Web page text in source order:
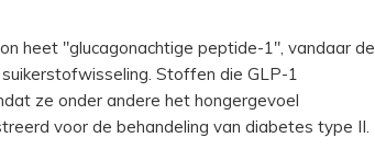
heet "glucagonachtige peptide-1", vandaar de
Stoffen die GLP-1
ze onder andere het hongergevoel
voor de behandeling van diabetes type II.